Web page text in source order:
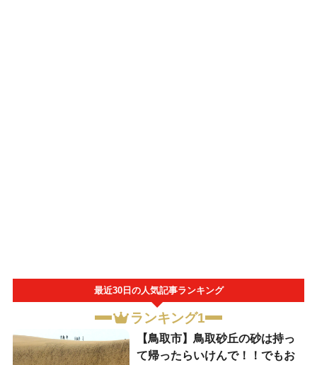
最近30日の人気記事ランキング
ランキング1
【鳥取市】鳥取砂丘の砂は持っ
て帰ったらいけんで！！でもお